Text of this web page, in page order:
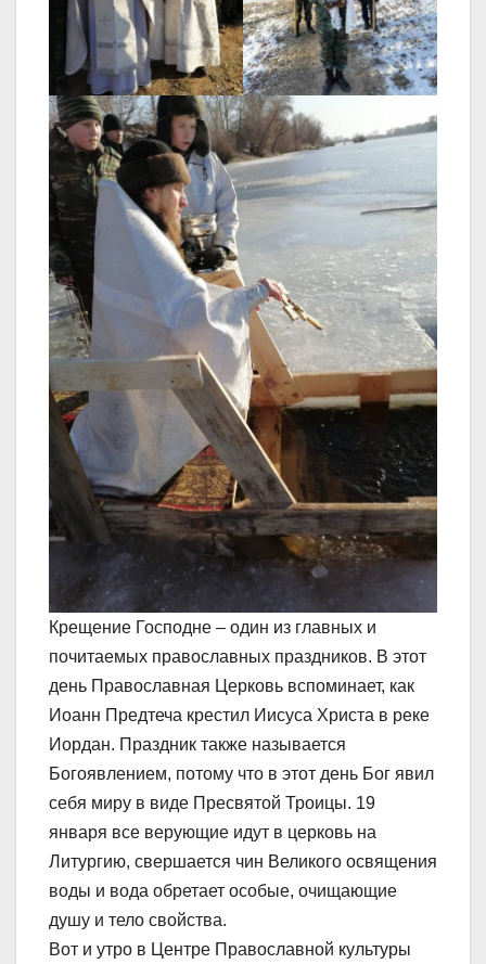
Крещение Господне – один из главных и
почитаемых православных праздников. В этот
день Православная Церковь вспоминает, как
Иоанн Предтеча крестил Иисуса Христа в реке
Иордан. Праздник также называется
Богоявлением, потому что в этот день Бог явил
себя миру в виде Пресвятой Троицы. 19
января все верующие идут в церковь на
Литургию, свершается чин Великого освящения
воды и вода обретает особые, очищающие
душу и тело свойства.
Вот и утро в Центре Православной культуры